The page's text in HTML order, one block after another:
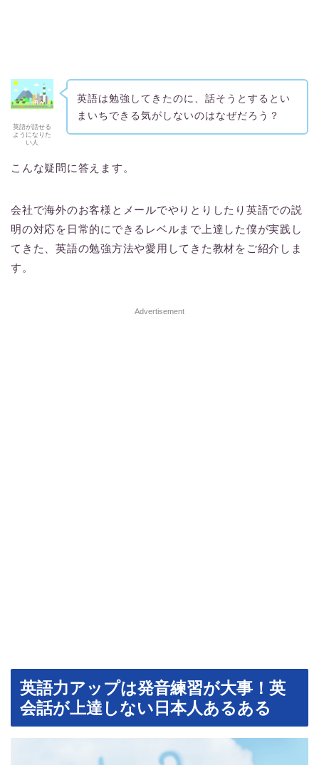
英語が話せる
ようになりた
い人
英語は勉強してきたのに、話そうとするとい
まいちできる気がしないのはなぜだろう？
こんな疑問に答えます。
会社で海外のお客様とメールでやりとりしたり英語での説
明の対応を日常的にできるレベルまで上達した僕が実践し
てきた、英語の勉強方法や愛用してきた教材をご紹介しま
す。
Advertisement
英語力アップは発音練習が大事！英
会話が上達しない日本人あるある